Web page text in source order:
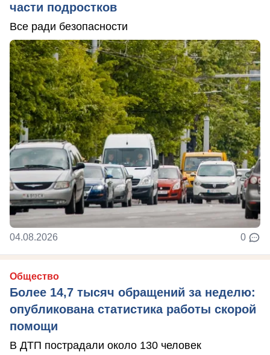
части подростков
Все ради безопасности
04.08.2026 0
Общество
Более 14,7 тысяч обращений за неделю:
опубликована статистика работы скорой
помощи
В ДТП пострадали около 130 человек